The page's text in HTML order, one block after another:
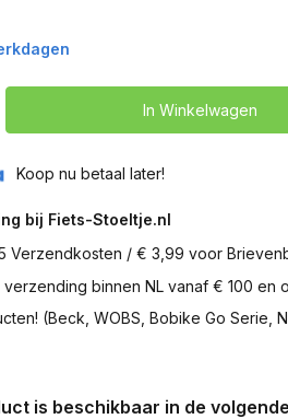
In Winkelwagen
Koop nu betaal later!
bij Fiets-Stoeltje.nl
Verzendkosten / € 3,99 voor
verzending binnen NL vanaf € 100 en
(Beck, WOBS, Bobike Go Serie,
is beschikbaar in de